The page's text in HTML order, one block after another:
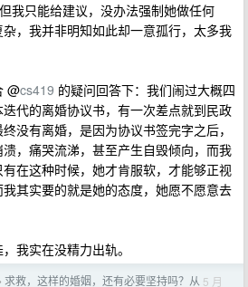
我只能给建议，没办法强制她做任何
，我并非明知如此却一意孤行，太多我
@cs419 的疑问回答下：我们闹过大概四
代的离婚协议书，有一次差点就到民政
没有离婚，是因为协议书签完字之后，
，痛哭流涕，甚至产生自毁倾向，而我
在这种时候，她才肯服软，才能够正视
其实要的就是她的态度，她愿不愿意去
我实在没精力出轨。
› 求救，这样的婚姻，还有必要坚持吗？从 5 月